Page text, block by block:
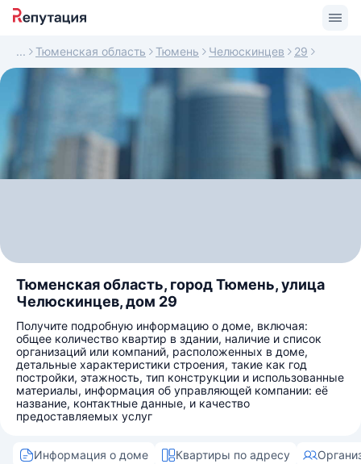
Тюменская область Тюмень Челюскинцев 29
Тюменская область, город Тюмень, улица
Челюскинцев, дом 29
Получите подробную информацию о доме, включая:
общее количество квартир в здании, наличие и список
организаций или компаний, расположенных в доме,
детальные характеристики строения, такие как год
постройки, этажность, тип конструкции и использованные
материалы, информация об управляющей компании: её
название, контактные данные, и качество
предоставляемых услуг
Информация о доме Квартиры по адресу